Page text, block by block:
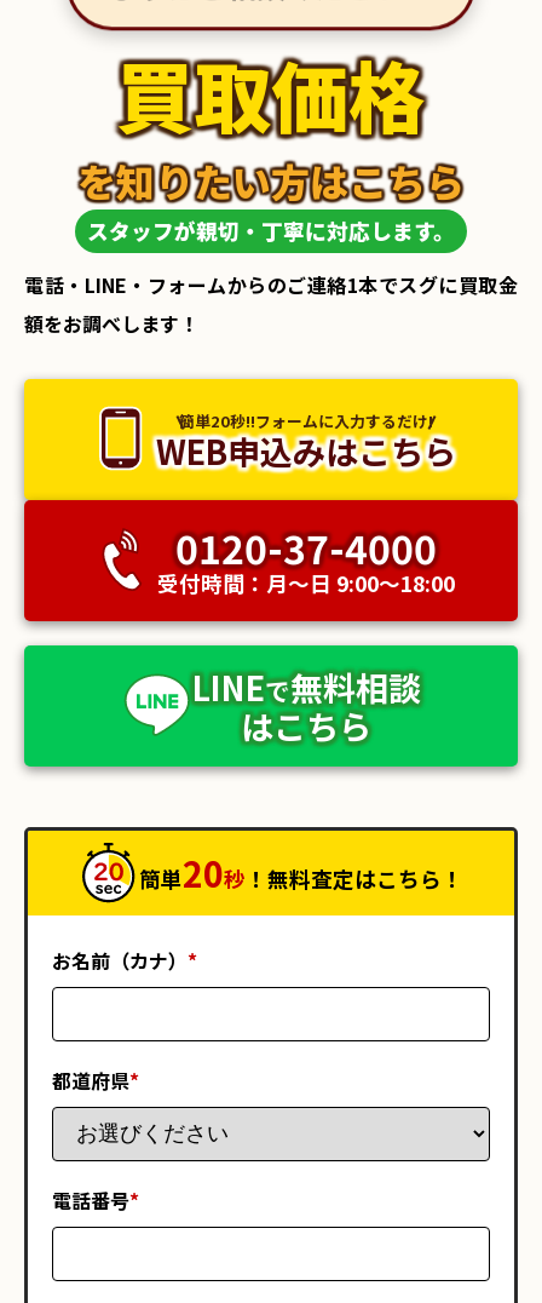
買取価格
スタッフが親切・丁寧に対応します。
を知りたい方はこちら
電話・LINE・フォームからのご連絡1本でスグに買取金
額をお調べします！
簡単20秒!!フォームに入力するだけ!
WEB申込みはこちら
0120-37-4000
受付時間：月〜日 9:00〜18:00
LINEで無料相談
はこちら
簡単20秒 ！無料査定はこちら！
お名前（カナ） *
都道府県*
電話番号*